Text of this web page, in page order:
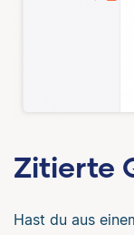
Zitierte
Hast du aus